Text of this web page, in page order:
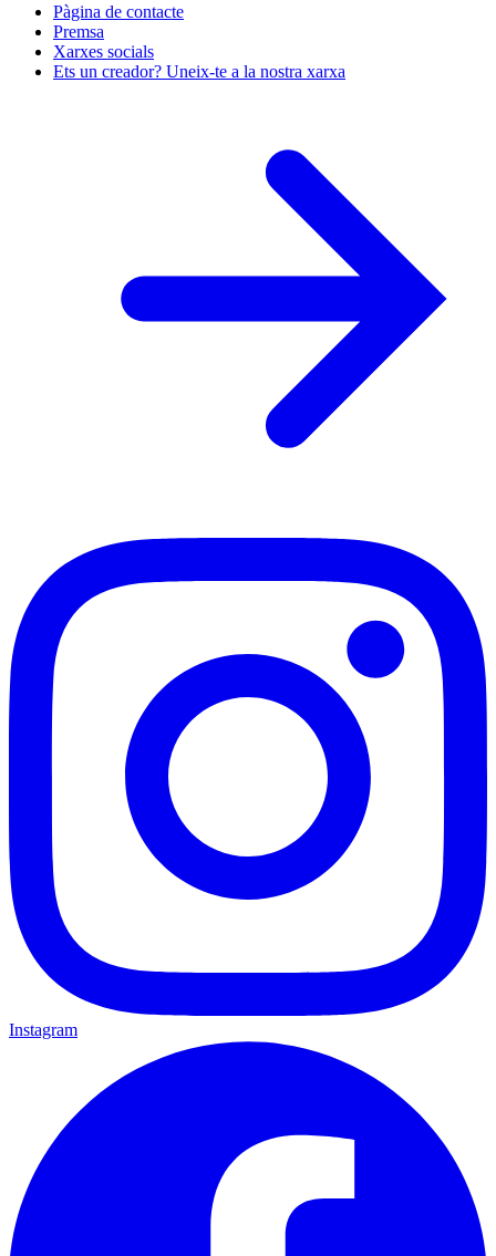
Pàgina de contacte
Premsa
Xarxes socials
Ets un creador? Uneix-te a la nostra xarxa
Instagram